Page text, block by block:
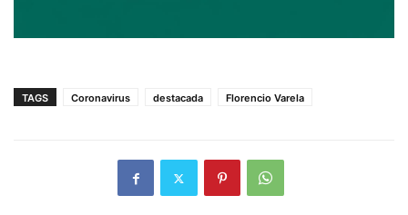
TAGS Coronavirus destacada Florencio Varela